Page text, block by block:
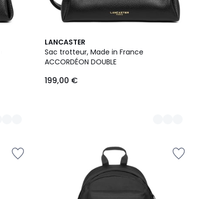
LANCASTER
Sac trotteur, Made in France
ACCORDÉON DOUBLE
199,00 €
9
Couleurs